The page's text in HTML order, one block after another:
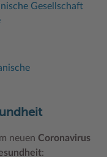
Gesellschaft
neuen Coronavirus
: